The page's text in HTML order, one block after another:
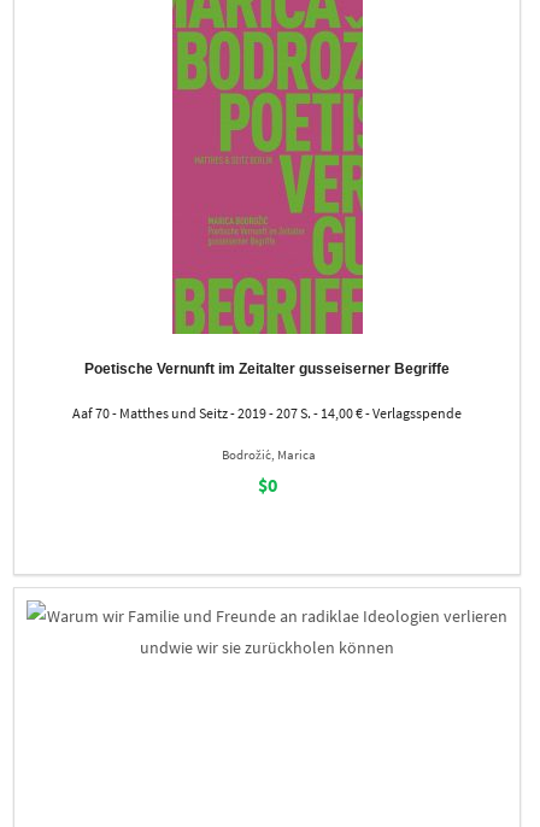
Poetische Vernunft im Zeitalter gusseiserner Begriffe
Aaf 70 - Matthes und Seitz - 2019 - 207 S. - 14,00 € - Verlagsspende
Bodrožić, Marica
$0